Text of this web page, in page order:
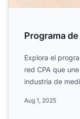
Programa
Explora el
red CPA que
industria de
Aug 1, 2025